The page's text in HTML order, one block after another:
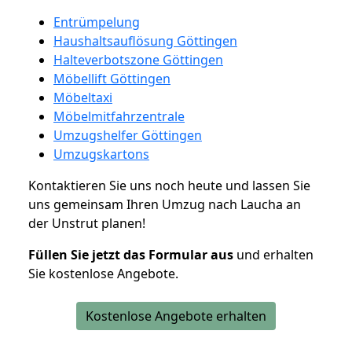
Entrümpelung
Haushaltsauflösung Göttingen
Halteverbotszone Göttingen
Möbellift Göttingen
Möbeltaxi
Möbelmitfahrzentrale
Umzugshelfer Göttingen
Umzugskartons
Kontaktieren Sie uns noch heute und lassen Sie
uns gemeinsam Ihren Umzug nach Laucha an
der Unstrut planen!
Füllen Sie jetzt das Formular aus und erhalten
Sie kostenlose Angebote.
Kostenlose Angebote erhalten